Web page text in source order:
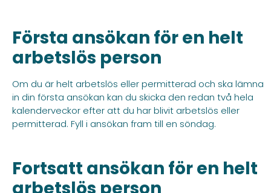
Första ansökan för en helt
arbetslös person
Om du är helt arbetslös eller permitterad och ska lämna
in din första ansökan kan du skicka den redan två hela
kalenderveckor efter att du har blivit arbetslös eller
permitterad. Fyll i ansökan fram till en söndag.
Fortsatt ansökan för en helt